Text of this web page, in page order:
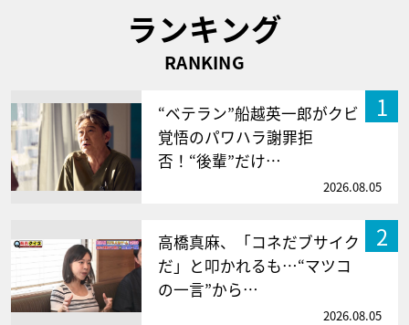
ランキング
RANKING
1
“ベテラン”船越英一郎がクビ
覚悟のパワハラ謝罪拒
否！“後輩”だけ…
2026.08.05
2
高橋真麻、「コネだブサイク
だ」と叩かれるも…“マツコ
の一言”から…
2026.08.05